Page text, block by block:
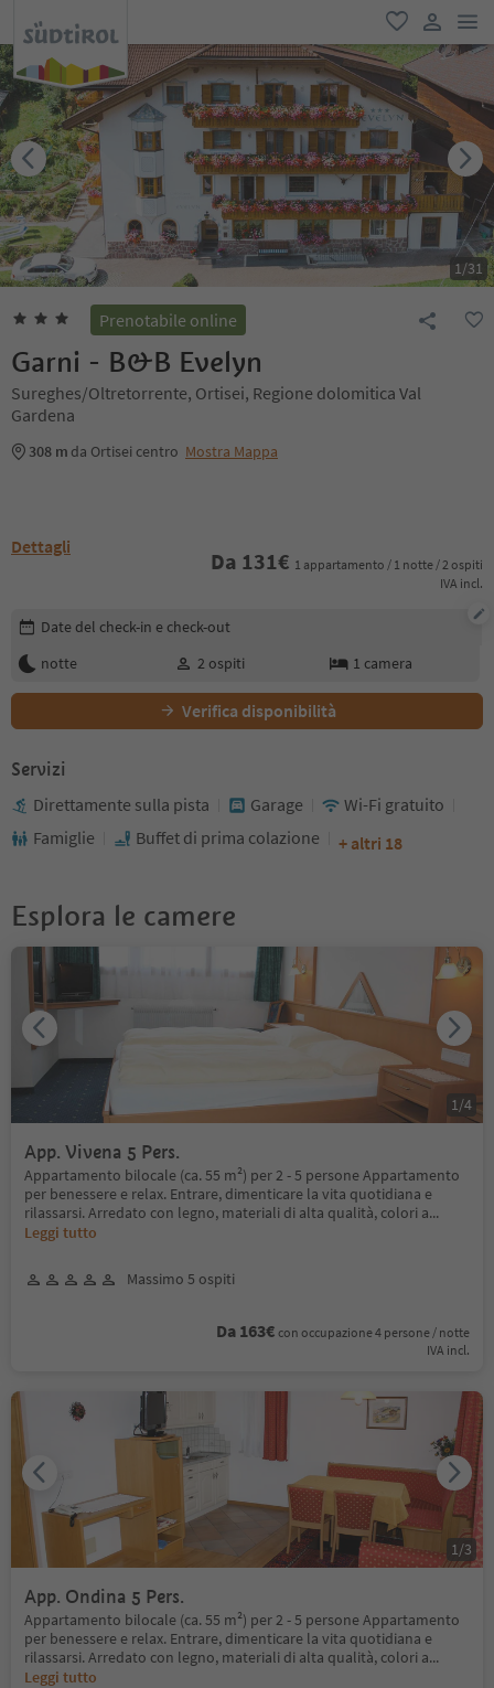
favoriti
user link
1/31
Prenotabile online
Garni - B&B Evelyn
Sureghes/Oltretorrente, Ortisei, Regione dolomitica Val
Gardena
308 m da Ortisei centro Mostra Mappa
Dettagli
Da 131€ 1 appartamento / 1 notte / 2 ospiti
IVA incl.
Modifica i dettagli della prenotazione
Date del check-in e check-out
notte
2 ospiti 1 camera
Verifica disponibilità
Servizi
Direttamente sulla pista Garage
Wi-Fi gratuito
Famiglie
Buffet di prima colazione + altri 18
Esplora le camere
App. Vivena 5 Pers.
Appartamento bilocale (ca. 55 m²) per 2 - 5 persone Appartamento
per benessere e relax. Entrare, dimenticare la vita quotidiana e
rilassarsi. Arredato con legno, materiali di alta qualità, colori a...
Leggi tutto
Massimo 5 ospiti
Da 163€ con occupazione 4 persone / notte
IVA incl.
1/4
App. Ondina 5 Pers.
Appartamento bilocale (ca. 55 m²) per 2 - 5 persone Appartamento
per benessere e relax. Entrare, dimenticare la vita quotidiana e
rilassarsi. Arredato con legno, materiali di alta qualità, colori a...
Leggi tutto
1/3